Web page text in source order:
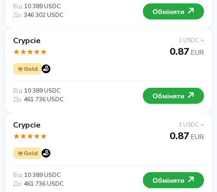
Від 10 389 USDC
До 346 302 USDC Обміняти
Crypcie
Gold
1 USDC =
0.87 EUR
Від 10 389 USDC
До 461 736 USDC Обміняти
Crypcie
Gold
1 USDC =
0.87 EUR
Від 10 389 USDC
До 461 736 USDC Обміняти